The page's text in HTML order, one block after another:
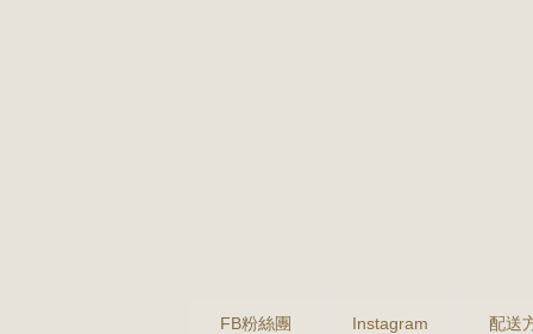
FB粉絲團 Instagram 配送